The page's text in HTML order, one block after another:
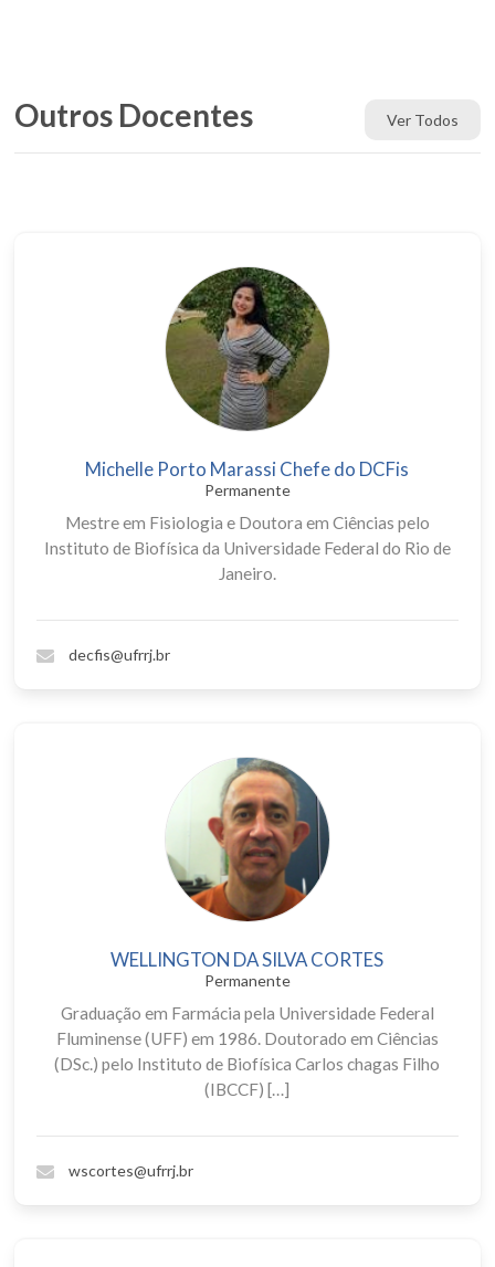
Ver Todos
Outros Docentes
Michelle Porto Marassi Chefe do DCFis
Permanente
Mestre em Fisiologia e Doutora em Ciências pelo
Instituto de Biofísica da Universidade Federal do Rio de
Janeiro.
decfis@ufrrj.br
WELLINGTON DA SILVA CORTES
Permanente
Graduação em Farmácia pela Universidade Federal
Fluminense (UFF) em 1986. Doutorado em Ciências
(DSc.) pelo Instituto de Biofísica Carlos chagas Filho
(IBCCF) […]
wscortes@ufrrj.br